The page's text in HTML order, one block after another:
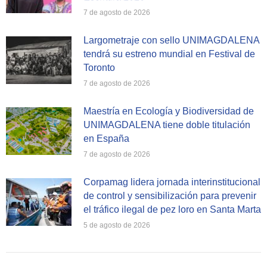
7 de agosto de 2026
Largometraje con sello UNIMAGDALENA
tendrá su estreno mundial en Festival de
Toronto
7 de agosto de 2026
Maestría en Ecología y Biodiversidad de
UNIMAGDALENA tiene doble titulación
en España
7 de agosto de 2026
Corpamag lidera jornada interinstitucional
de control y sensibilización para prevenir
el tráfico ilegal de pez loro en Santa Marta
5 de agosto de 2026